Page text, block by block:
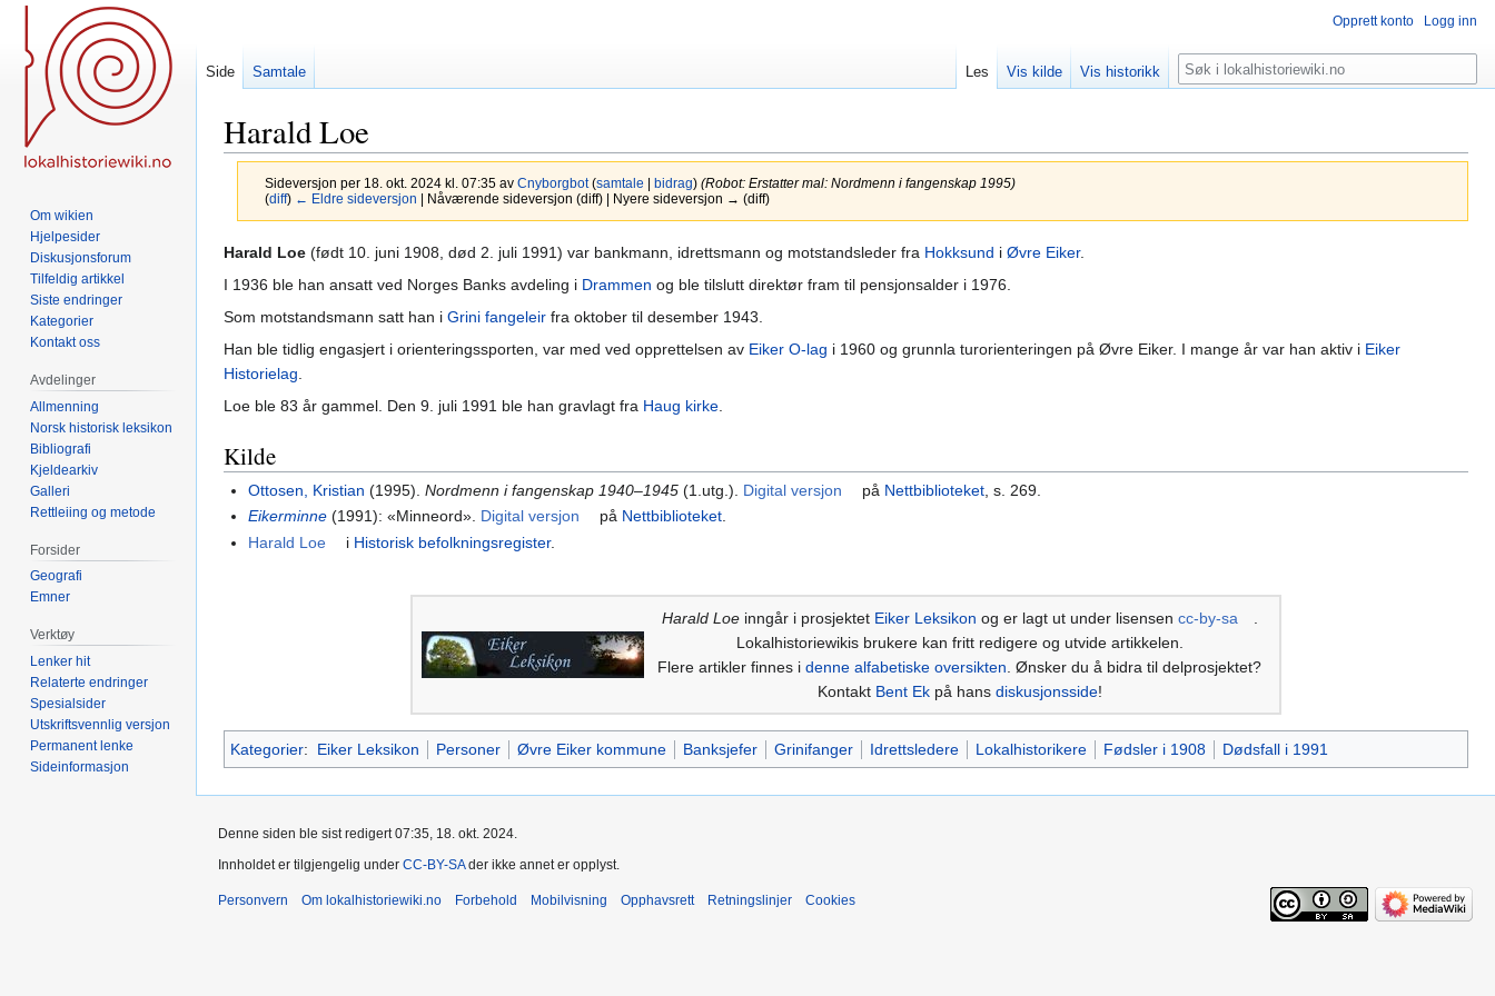
Harald Loe
Sideversjon per 18. okt. 2024 kl. 07:35 av Cnyborgbot (samtale bidrag) (Robot: Erstatter mal: Nordmenn i fangenskap 1995)
(diff) ← Eldre sideversjon | Nåværende sideversjon (diff) | Nyere sideversjon → (diff)
Hopp
til
Hopp
til
Harald Loe (født 10. juni 1908, død 2. juli 1991) var bankmann, idrettsmann og motstandsleder fra Hokksund i Øvre Eiker.
I 1936 ble han ansatt ved Norges Banks avdeling i Drammen og ble tilslutt direktør fram til pensjonsalder i 1976.
Som motstandsmann satt han i Grini fangeleir fra oktober til desember 1943.
Han ble tidlig engasjert i orienteringssporten, var med ved opprettelsen av Eiker O-lag i 1960 og grunnla turorienteringen på Øvre Eiker. I mange år var han aktiv i Eiker
Historielag
Loe ble 83 år gammel. Den 9. juli 1991 ble han gravlagt fra Haug kirke
Kilde
Ottosen, Kristian (1995).Nordmenn i fangenskap 1940–1945 (1.utg.). Digital versjon på Nettbiblioteket , s. 269.
Eikerminne (1991): «Minneord». Digital versjon på Nettbiblioteket.
Harald Loe
i Historisk befolkningsregister.
Harald Loeinngår i prosjektet Eiker Leksikon og er lagt ut under lisensen cc-by-sa
Lokalhistoriewikis brukere kan fritt redigere og utvide artikkelen.
Flere artikler finnes i denne alfabetiske oversikten . Ønsker du å bidra til delprosjektet?
Kontakt Bent Ekpå hans diskusjonsside!
Kategorier: Eiker Leksikon Personer Øvre Eiker kommune Banksjefer Grinifanger Idrettsledere Lokalhistorikere Fødsler i 1908 Dødsfall i 1991
Opprett konto Logg inn
Side Samtale Les Vis kilde Vis historikk Søk
Om wikien
Hjelpesider
Diskusjonsforum
Tilfeldig artikkel
Siste endringer
Kategorier
Kontakt oss
Avdelinger
Allmenning
Norsk historisk leksikon
Bibliografi
Kjeldearkiv
Galleri
Rettleiing og metode
Forsider
Geografi
Emner
Verktøy
Lenker hit
Relaterte endringer
Spesialsider
Utskriftsvennlig versjon
Permanent lenke
Sideinformasjon
Denne siden ble sist redigert 07:35, 18. okt. 2024.
Innholdet er tilgjengelig under CC-BY-SAder ikke annet er opplyst.
Personvern Om lokalhistoriewiki.no Forbehold Mobilvisning Opphavsrett Retningslinjer Cookies